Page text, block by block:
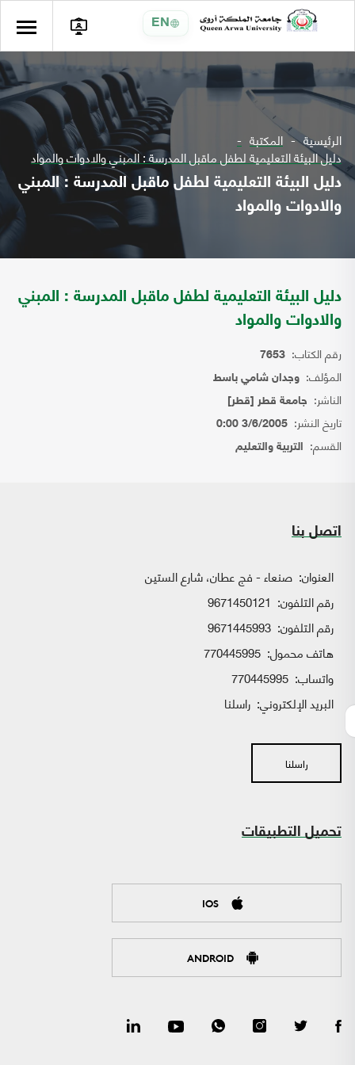
EN
الرئيسية المكتبة
دليل البيئة التعليمية لطفل ماقبل المدرسة : المبني والادوات والمواد
دليل البيئة التعليمية لطفل ماقبل المدرسة : المبني
والادوات والمواد
دليل البيئة التعليمية لطفل ماقبل المدرسة : المبني
والادوات والمواد
رقم الكتاب: 7653
المؤلف: وجدان شامي باسط
الناشر: جامعة قطر [قطر]
تاريخ النشر: 3/6/2005 0:00
القسم: التربية والتعليم
اتصل بنا
العنوان: صنعاء - فج عطان، شارع الستين
رقم التلفون: 9671450121
رقم التلفون: 9671445993
هاتف محمول: 770445995
واتساب:
البريد الإلكتروني: راسلنا
راسلنا
تحميل التطبيقات
IOS
ANDROID